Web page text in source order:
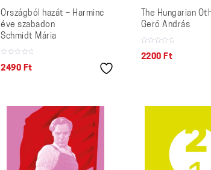
Országból hazát – Harminc
éve szabadon
Schmidt Mária
2490 Ft
The Hungarian
Gerő András
2200 Ft